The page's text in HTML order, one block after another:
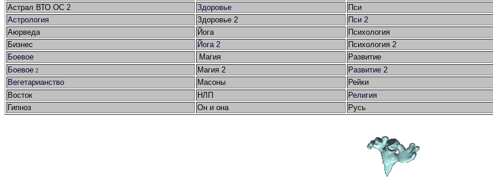
Астрал ВТО ОС 2
Здоровье Пси
Астрология
Здоровье 2 Пси 2
Аюрведа
Йога Психология
Бизнес
Йога 2 Психология 2
Боевое
Магия Развитие
Боевое 2 Магия 2 Развитие 2
Вегетарианство
Масоны Рейки
Восток
НЛП Религия
Гипноз Он и она Русь